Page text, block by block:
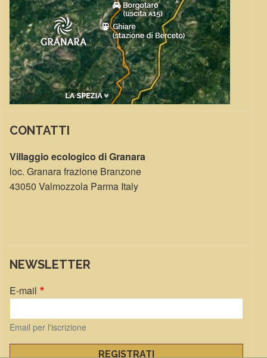
CONTATTI
Villaggio ecologico di Granara
loc. Granara frazione Branzone
43050 Valmozzola Parma Italy
NEWSLETTER
E-mail
Email per l'iscrizione